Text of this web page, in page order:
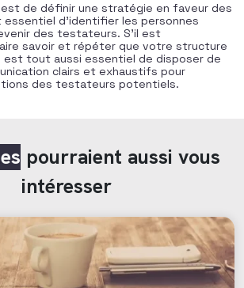
de définir une stratégie en faveur des
essentiel d’identifier les personnes
des testateurs. S’il est
savoir et répéter que votre structure
est tout aussi essentiel de disposer de
clairs et exhaustifs pour
des testateurs potentiels.
pourraient aussi vous
intéresser